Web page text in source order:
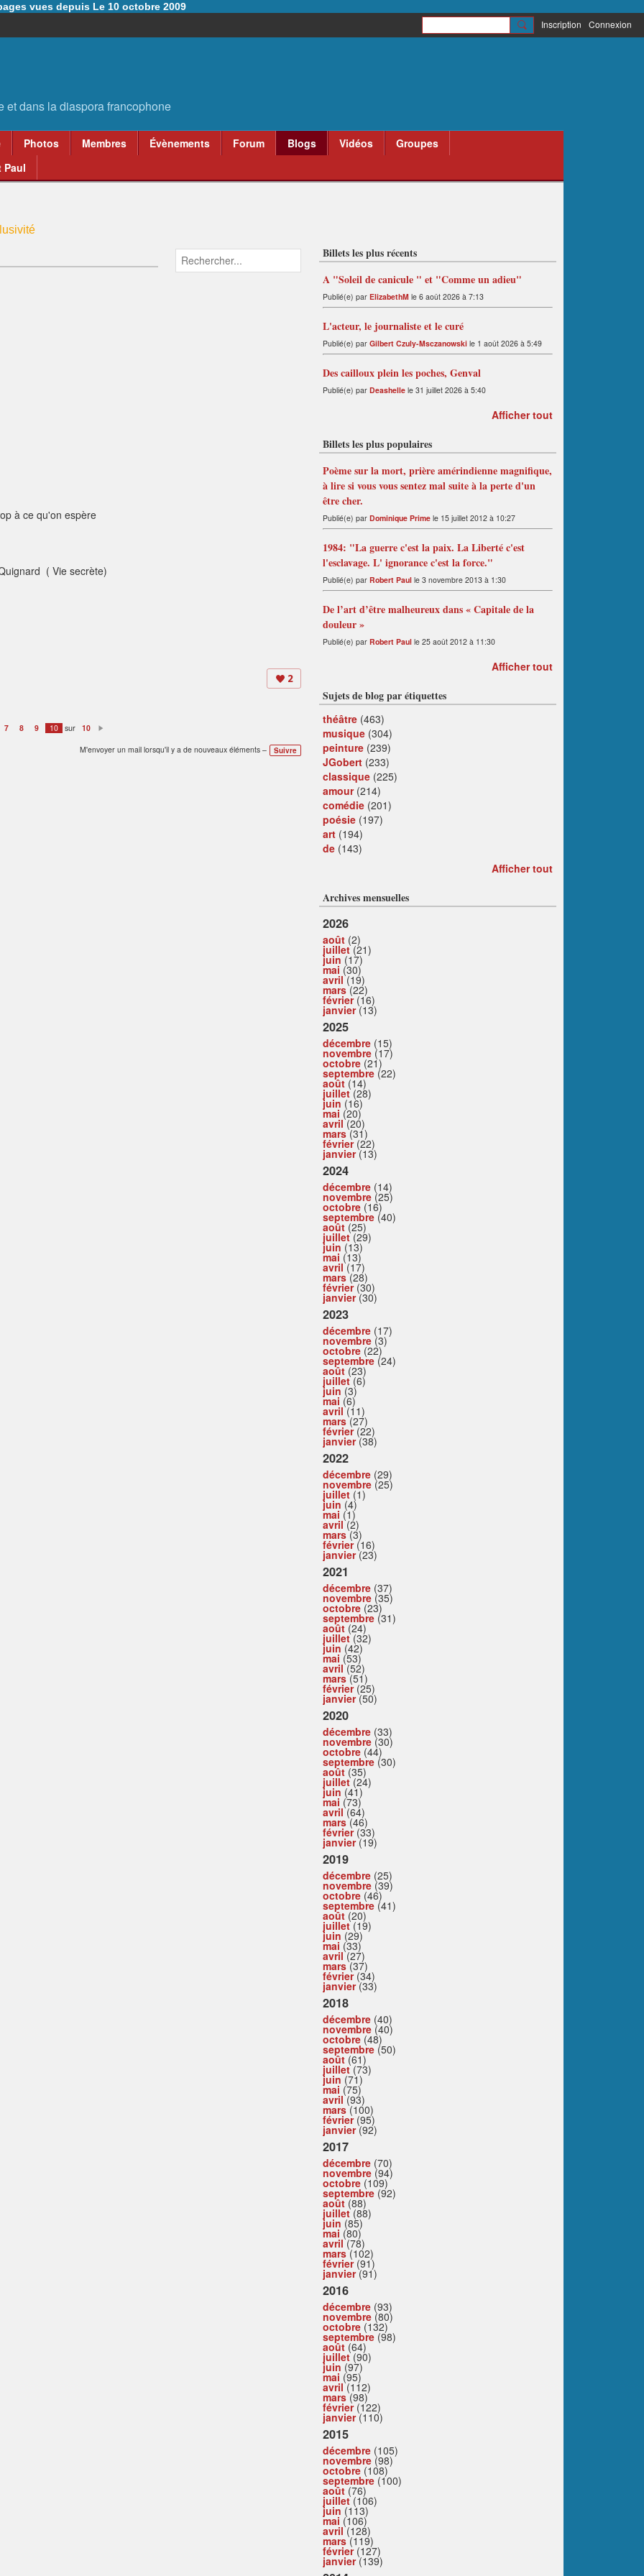
vues depuis Le 10 octobre 2009
Inscription Connexion
Photos Membres Évènements Forum Blogs Vidéos
Groupes
Paul
à ce qu'on espère
( Vie secrète)
2
7 8 9 10 sur 10
v
M'envoyer un mail lorsqu'il y a de nouveaux éléments – Suivre
Billets les plus récents
A "Soleil de canicule " et "Comme un adieu"
Publié(e) par ElizabethM le 6 août 2026 à 7:13
L'acteur, le journaliste et le curé
Publié(e) par Gilbert Czuly-Msczanowski le 1 août 2026 à 5:49
Des cailloux plein les poches, Genval
Publié(e) par Deashelle le 31 juillet 2026 à 5:40
Afficher tout
Billets les plus populaires
Poème sur la mort, prière amérindienne magnifique,
à lire si vous vous sentez mal suite à la perte d'un
être cher.
Publié(e) par Dominique Prime le 15 juillet 2012 à 10:27
1984: "La guerre c'est la paix. La Liberté c'est
l'esclavage. L' ignorance c'est la force."
Publié(e) par Robert Paul le 3 novembre 2013 à 1:30
De l’art d’être malheureux dans « Capitale de la
douleur »
Publié(e) par Robert Paul le 25 août 2012 à 11:30
Afficher tout
Sujets de blog par étiquettes
théâtre (463)
musique (304)
peinture (239)
JGobert (233)
classique (225)
amour(214)
comédie (201)
poésie (197)
art (194)
de (143)
Afficher tout
Archives mensuelles
2026
août (2)
juillet(21)
juin (17)
mai (30)
avril(19)
mars(22)
février(16)
janvier(13)
2025
décembre (15)
novembre (17)
octobre (21)
septembre (22)
août (14)
juillet(28)
juin (16)
mai (20)
avril(20)
mars(31)
février(22)
janvier(13)
2024
décembre (14)
novembre (25)
octobre (16)
septembre (40)
août (25)
juillet(29)
juin (13)
mai (13)
avril(17)
mars(28)
février(30)
janvier(30)
2023
décembre (17)
novembre (3)
octobre (22)
septembre (24)
août (23)
juillet(6)
juin (3)
mai (6)
avril(11)
mars(27)
février(22)
janvier(38)
2022
décembre (29)
novembre (25)
juillet (1)
juin (4)
mai (1)
avril(2)
mars(3)
février(16)
janvier(23)
2021
décembre (37)
novembre (35)
octobre (23)
septembre (31)
août (24)
juillet(32)
juin (42)
mai (53)
avril(52)
mars(51)
février(25)
janvier(50)
2020
décembre (33)
novembre (30)
octobre (44)
septembre (30)
août (35)
juillet(24)
juin (41)
mai (73)
avril(64)
mars(46)
février(33)
janvier(19)
2019
décembre (25)
novembre (39)
octobre (46)
septembre (41)
août (20)
juillet(19)
juin (29)
mai (33)
avril(27)
mars(37)
février(34)
janvier(33)
2018
décembre (40)
novembre (40)
octobre (48)
septembre (50)
août (61)
juillet(73)
juin (71)
mai (75)
avril(93)
mars(100)
février(95)
janvier(92)
2017
décembre (70)
novembre (94)
octobre (109)
septembre (92)
août (88)
juillet(88)
juin (85)
mai (80)
avril(78)
mars(102)
février(91)
janvier(91)
2016
décembre (93)
novembre (80)
octobre (132)
septembre (98)
août (64)
juillet(90)
juin (97)
mai (95)
avril(112)
mars(98)
février(122)
janvier(110)
2015
décembre (105)
novembre (98)
octobre (108)
septembre (100)
août (76)
juillet(106)
juin (113)
mai (106)
avril(128)
mars(119)
février(127)
janvier(139)